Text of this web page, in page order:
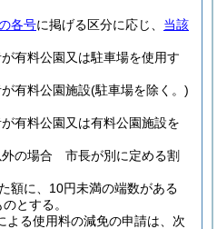
各号に掲げる区分に応じ、 当該
有料公園又は駐車場を使用す
有料公園施設(駐車場を除く。)
有料公園又は有料公園施設を
外の場合 市長が別に定める割
額に、10円未満の端数がある
とする。
よる使用料の減免の申請は、次